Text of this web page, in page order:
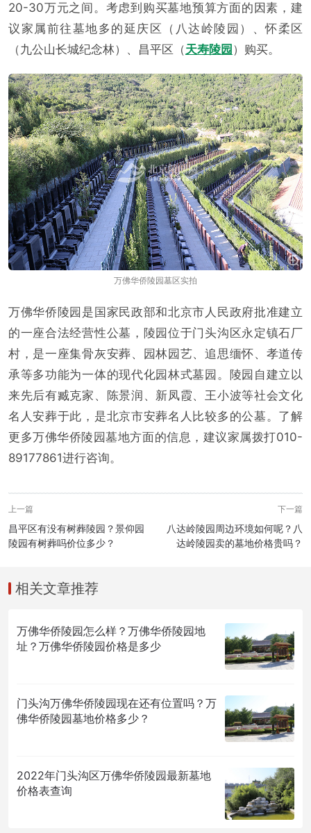
20-30万元之间。考虑到购买墓地预算方面的因素，建
议家属前往墓地多的延庆区（八达岭陵园）、怀柔区
（九公山长城纪念林）、昌平区（天寿陵园 ）购买。
万佛华侨陵园墓区实拍
万佛华侨陵园是国家民政部和北京市人民政府批准建立
的一座合法经营性公墓，陵园位于门头沟区永定镇石厂
村，是一座集骨灰安葬、园林园艺、追思缅怀、孝道传
承等多功能为一体的现代化园林式墓园。陵园自建立以
来先后有臧克家、陈景润、新凤霞、王小波等社会文化
名人安葬于此，是北京市安葬名人比较多的公墓。了解
更多万佛华侨陵园墓地方面的信息，建议家属拨打010-
89177861进行咨询。
上一篇
昌平区有没有树葬陵园？景仰园
陵园有树葬吗价位多少？
下一篇
八达岭陵园周边环境如何呢？八
达岭陵园卖的墓地价格贵吗？
相关文章推荐
万佛华侨陵园怎么样？万佛华侨陵园地
址？万佛华侨陵园价格是多少
门头沟万佛华侨陵园现在还有位置吗？万
佛华侨陵园墓地价格多少？
2022年门头沟区万佛华侨陵园最新墓地
价格表查询